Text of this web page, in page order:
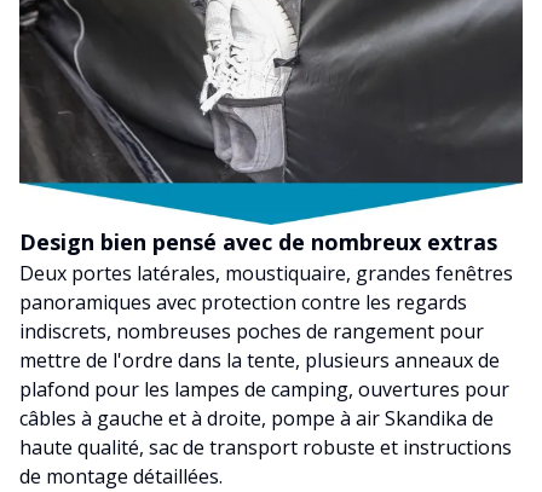
Design bien pensé avec de nombreux extras
Deux portes latérales, moustiquaire, grandes fenêtres
panoramiques avec protection contre les regards
indiscrets, nombreuses poches de rangement pour
mettre de l'ordre dans la tente, plusieurs anneaux de
plafond pour les lampes de camping, ouvertures pour
câbles à gauche et à droite, pompe à air Skandika de
haute qualité, sac de transport robuste et instructions
de montage détaillées.